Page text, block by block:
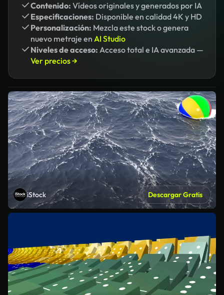
Contenido: Vídeos originales y generados por IA
Especificaciones: Disponible en calidad 4K y HD
Personalización: Mezcla este stock o genera
nuevo metraje en AI Studio
Niveles de acceso: Acceso total e IA avanzada —
Ver precios →
iStock Descargar Gratis